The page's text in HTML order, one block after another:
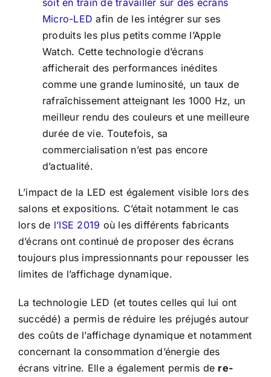
Micro-LED afin de les intégrer sur ses
produits les plus petits comme l’Apple
Watch. Cette technologie d’écrans
afficherait des performances inédites
comme une grande luminosité, un taux de
rafraîchissement atteignant les 1000 Hz, un
meilleur rendu des couleurs et une meilleure
durée de vie. Toutefois, sa
commercialisation n’est pas encore
d’actualité.
L’impact de la LED est également visible lors des
salons et expositions. C’était notamment le cas
lors de l’ISE 2019 où les différents fabricants
d’écrans ont continué de proposer des écrans
toujours plus impressionnants pour repousser les
limites de l’affichage dynamique.
La technologie LED (et toutes celles qui lui ont
succédé) a permis de réduire les préjugés autour
des coûts de l’affichage dynamique et notamment
concernant la consommation d’énergie des
écrans vitrine. Elle a également permis de re-